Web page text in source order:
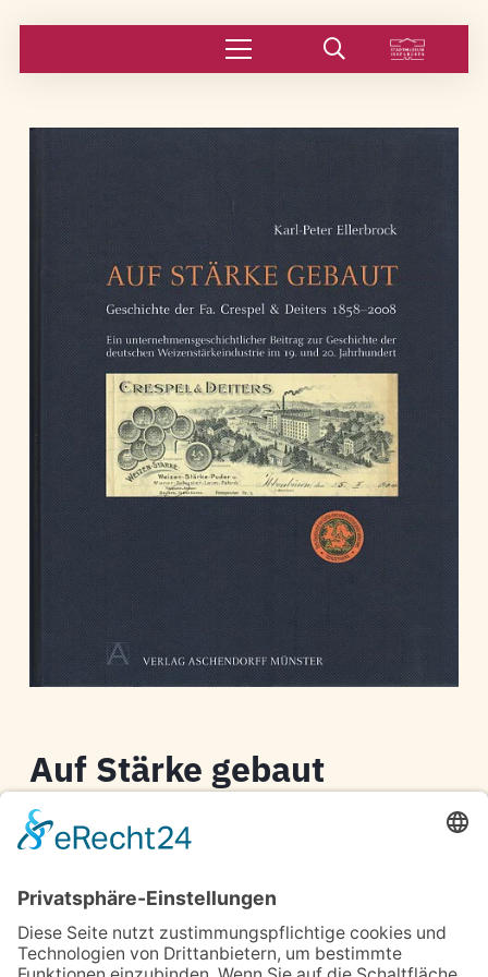
Auf Stärke gebaut
Karl-Peter Ellerbrock
Geschichte der Firma Crespel & Deiters
1858 – 2008
2008, 279 Seiten, A3-3